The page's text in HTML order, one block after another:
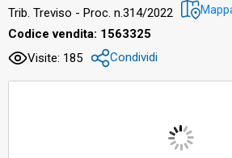
TERRENO, TERRENO,
TERRENO, TERRENO,
TERRENO, TERRENO,
Abitazione,
Trib. Treviso - Proc. n.314/2022
Codice vendita: 1563325
Visite: 185
Condividi